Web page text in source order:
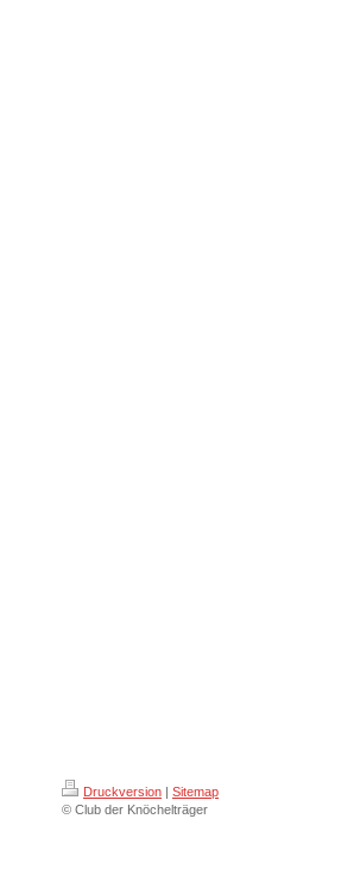
Druckversion | Sitemap
© Club der Knöchelträger